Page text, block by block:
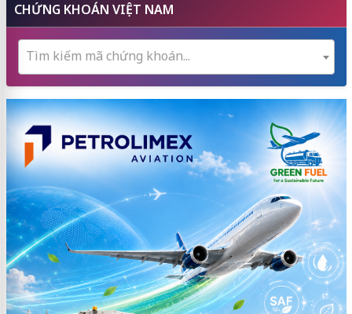
CHỨNG KHOÁN VIỆT NAM
Tìm kiếm mã chứng khoán...